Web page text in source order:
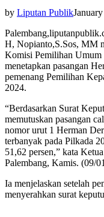
by Liputan Publik
H, Nopianto,S.Sos, MM
Komisi Pemilihan Umum
menetapkan pasangan
pemenang Pemilihan
2024.
“Berdasarkan Surat
memutuskan pasangan
nomor urut 1 Herman
terbanyak pada Pilkada
51,62 persen,” kata
Palembang, Kamis. (09/
Ia menjelaskan setelah
menyerahkan surat